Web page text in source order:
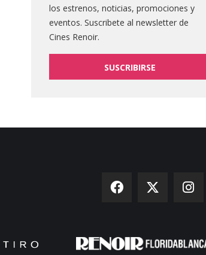
los estrenos, noticias, promociones y
eventos. Suscribete al newsletter de
Cines Renoir.
SUSCRIBIRSE